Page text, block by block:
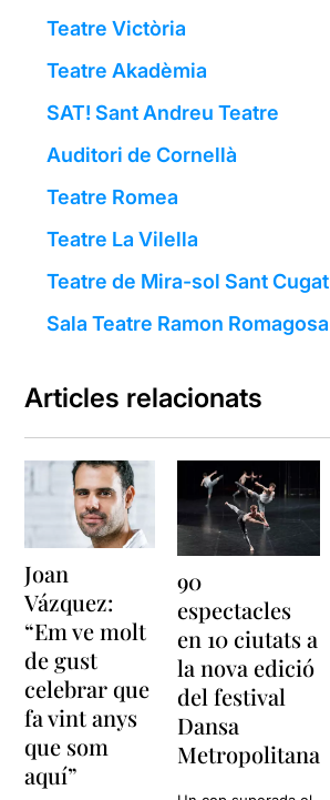
Teatre Victòria
Teatre Akadèmia
SAT! Sant Andreu Teatre
Auditori de Cornellà
Teatre Romea
Teatre La Vilella
Teatre de Mira-sol Sant Cugat
Sala Teatre Ramon Romagosa
Articles relacionats
Joan
Vázquez:
“Em ve molt
de gust
celebrar que
fa vint anys
que som
aquí”
90
espectacles
en 10 ciutats a
la nova edició
del festival
Dansa
Metropolitana